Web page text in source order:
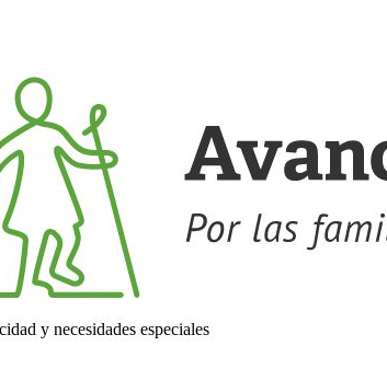
y necesidades especiales